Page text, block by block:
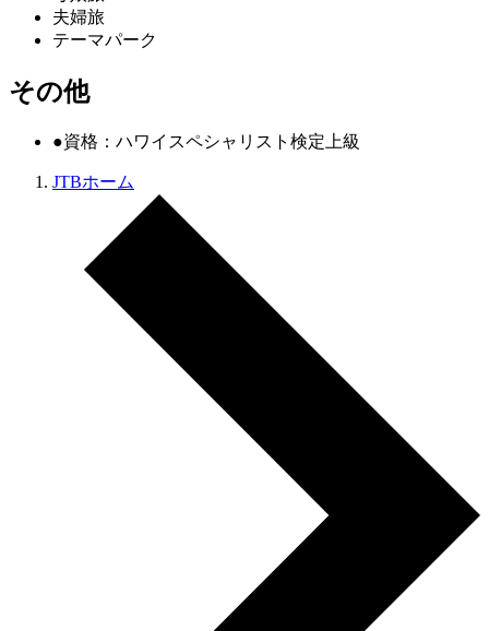
夫婦旅
テーマパーク
その他
●資格：ハワイスペシャリスト検定上級
JTBホーム